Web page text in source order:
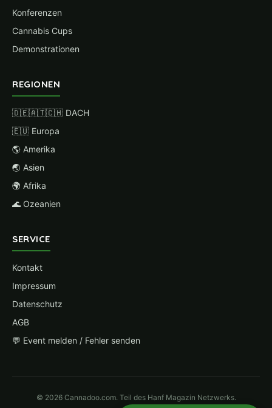
Konferenzen
Cannabis Cups
Demonstrationen
REGIONEN
🇩🇪🇦🇹🇨🇭 DACH
🇪🇺 Europa
🌎 Amerika
🌏 Asien
🌍 Afrika
🌊 Ozeanien
SERVICE
Kontakt
Impressum
Datenschutz
AGB
💬 Event melden / Fehler senden
© 2026 Cannadoo.com. Teil des Hanf Magazin Netzwerks.